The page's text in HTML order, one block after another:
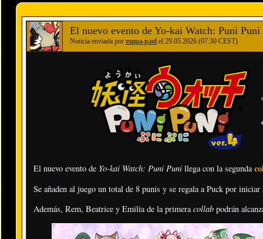
El nuevo evento de Yo-kai Watch: Puni
Noticia enviada por ɐɯuǝ-pɹol el 29.05.2026 (07:30 CEST)
El nuevo evento de Yo-kai Watch: Puni Puni llega con la segunda
Se añaden al juego un total de 8 punis y se regala a Puck por iniciar
Además, Rem, Beatrice y Emilia de la primeracollab podrán